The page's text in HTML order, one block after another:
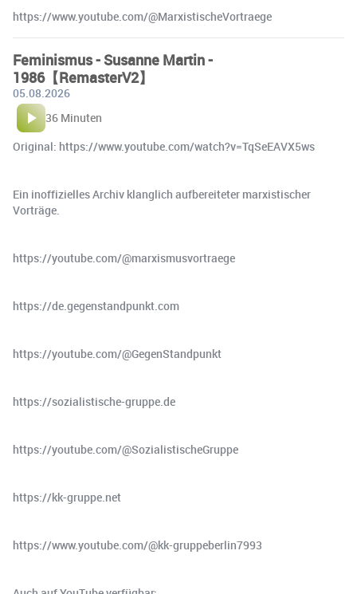
https://www.youtube.com/@MarxistischeVortraege
Feminismus - Susanne Martin -
1986【RemasterV2】
05.08.2026
36 Minuten
Original: https://www.youtube.com/watch?v=TqSeEAVX5ws
Ein inoffizielles Archiv klanglich aufbereiteter marxistischer
Vorträge.
https://youtube.com/@marxismusvortraege
https://de.gegenstandpunkt.com
https://youtube.com/@GegenStandpunkt
https://sozialistische-gruppe.de
https://youtube.com/@SozialistischeGruppe
https://kk-gruppe.net
https://www.youtube.com/@kk-gruppeberlin7993